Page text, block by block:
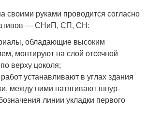
своими руками проводится согласно
— СНиП, СП, СН:
обладающие высоким
монтируют на слой отсечной
верху цоколя;
устанавливают в углах здания
между ними натягивают шнур-
линии укладки первого